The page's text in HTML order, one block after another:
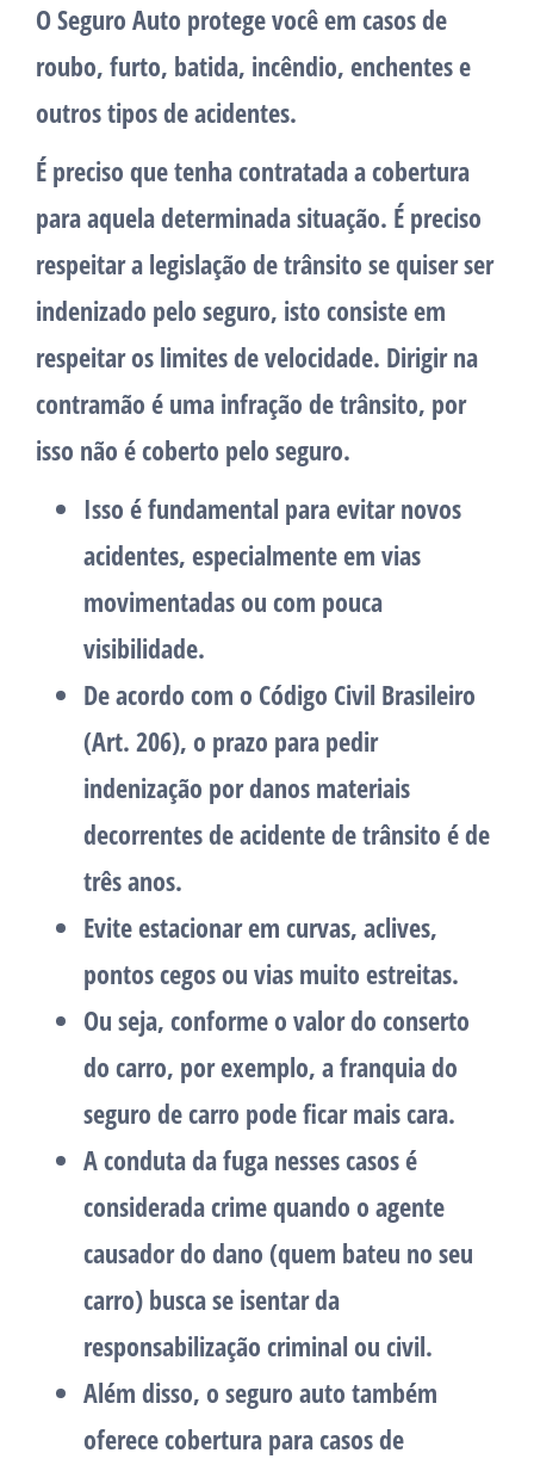
O Seguro Auto protege você em casos de
roubo, furto, batida, incêndio, enchentes e
outros tipos de acidentes.
É preciso que tenha contratada a cobertura
para aquela determinada situação. É preciso
respeitar a legislação de trânsito se quiser ser
indenizado pelo seguro, isto consiste em
respeitar os limites de velocidade. Dirigir na
contramão é uma infração de trânsito, por
isso não é coberto pelo seguro.
Isso é fundamental para evitar novos
acidentes, especialmente em vias
movimentadas ou com pouca
visibilidade.
De acordo com o Código Civil Brasileiro
(Art. 206), o prazo para pedir
indenização por danos materiais
decorrentes de acidente de trânsito é de
três anos.
Evite estacionar em curvas, aclives,
pontos cegos ou vias muito estreitas.
Ou seja, conforme o valor do conserto
do carro, por exemplo, a franquia do
seguro de carro pode ficar mais cara.
A conduta da fuga nesses casos é
considerada crime quando o agente
causador do dano (quem bateu no seu
carro) busca se isentar da
responsabilização criminal ou civil.
Além disso, o seguro auto também
oferece cobertura para casos de